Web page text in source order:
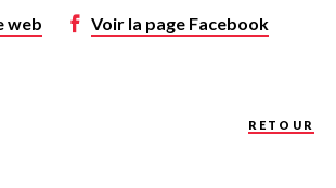
web Voir la page Facebook
RETOUR